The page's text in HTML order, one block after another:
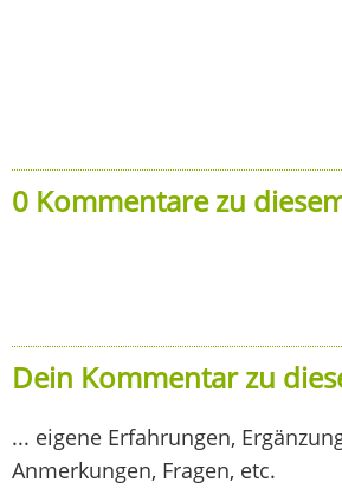
0 Kommentare zu
Dein Kommentar zu
... eigene Erfahrungen,
Anmerkungen, Fragen, etc.